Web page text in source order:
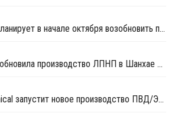
PetroChina Fushun планирует в начале октября возобновить производство ПНД в Фушуне
Shanghai Secco возобновила производство ЛПНП в Шанхае после ремонта
Zhejiang Petrochemical запустит новое производство ПВД/ЭВА в первом квартале 2026 года